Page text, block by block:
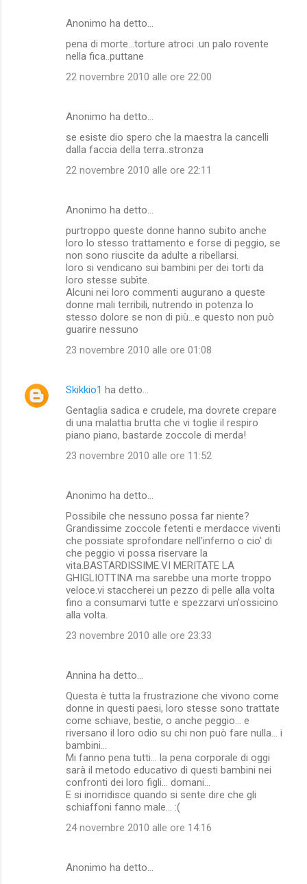
Anonimo ha detto…
pena di morte...torture atroci .un palo rovente
nella fica..puttane
22 novembre 2010 alle ore 22:00
Anonimo ha detto…
se esiste dio spero che la maestra la cancelli
dalla faccia della terra..stronza
22 novembre 2010 alle ore 22:11
Anonimo ha detto…
purtroppo queste donne hanno subito anche
loro lo stesso trattamento e forse di peggio, se
non sono riuscite da adulte a ribellarsi.
loro si vendicano sui bambini per dei torti da
loro stesse subìte.
Alcuni nei loro commenti augurano a queste
donne mali terribili, nutrendo in potenza lo
stesso dolore se non di più...e questo non può
guarire nessuno
23 novembre 2010 alle ore 01:08
Skikkio1 ha detto…
Gentaglia sadica e crudele, ma dovrete crepare
di una malattia brutta che vi toglie il respiro
piano piano, bastarde zoccole di merda!
23 novembre 2010 alle ore 11:52
Anonimo ha detto…
Possibile che nessuno possa far niente?
Grandissime zoccole fetenti e merdacce viventi
che possiate sprofondare nell'inferno o cio' di
che peggio vi possa riservare la
vita.BASTARDISSIME.VI MERITATE LA
GHIGLIOTTINA ma sarebbe una morte troppo
veloce.vi staccherei un pezzo di pelle alla volta
fino a consumarvi tutte e spezzarvi un'ossicino
alla volta.
23 novembre 2010 alle ore 23:33
Annina ha detto…
Questa è tutta la frustrazione che vivono come
donne in questi paesi, loro stesse sono trattate
come schiave, bestie, o anche peggio... e
riversano il loro odio su chi non può fare nulla... i
bambini...
Mi fanno pena tutti... la pena corporale di oggi
sarà il metodo educativo di questi bambini nei
confronti dei loro figli... domani...
E si inorridisce quando si sente dire che gli
schiaffoni fanno male... :(
24 novembre 2010 alle ore 14:16
Anonimo ha detto…